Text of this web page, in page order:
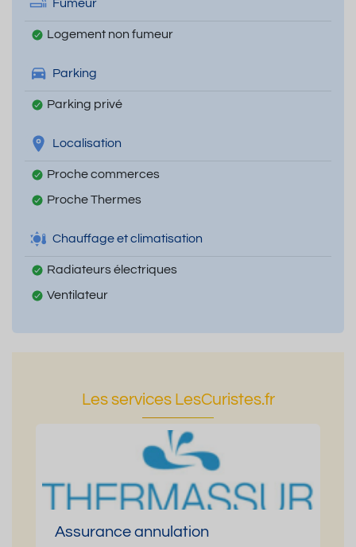
Fumeur
Logement non fumeur
Parking
Parking privé
Localisation
Proche commerces
Proche Thermes
Chauffage et climatisation
Radiateurs électriques
Ventilateur
Les services LesCuristes.fr
Assurance annulation